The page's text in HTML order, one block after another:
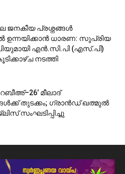
ജനകീയ പ്രശ്നങ്ങൾ
ഉന്നയിക്കാൻ ധാരണ: സുപ്രിയ
എൻ.സി.പി (എസ്.പി)
നടത്തി
മീലാദ്
തുടക്കം; ഗ്രാൻഡ് ഖത്മുൽ
സംഘടിപ്പിച്ചു